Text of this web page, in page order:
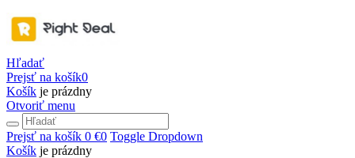
Hľadať
Prejsť na košík0
Košík je prázdny
Otvoriť menu
Prejsť na košík 0 €0 Toggle Dropdown
Košík je prázdny